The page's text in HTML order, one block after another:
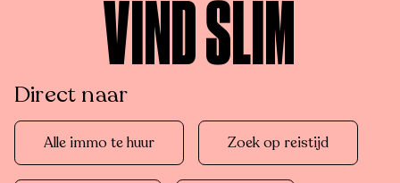
VIND SLIM
Direct naar
Alle immo te huur Zoek op reistijd